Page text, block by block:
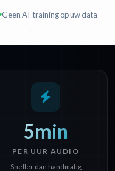
Geen AI-training op uw data
5min
PER UUR AUDIO
Sneller dan handmatig